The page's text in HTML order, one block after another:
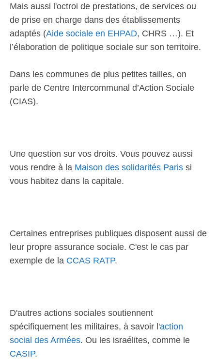
Mais aussi l'octroi de prestations, de services ou
de prise en charge dans des établissements
adaptés (Aide sociale en EHPAD, CHRS …). Et
l’élaboration de politique sociale sur son territoire.
Dans les communes de plus petites tailles, on
parle de Centre Intercommunal d’Action Sociale
(CIAS).
Une question sur vos droits. Vous pouvez aussi
vous rendre à la Maison des solidarités Paris si
vous habitez dans la capitale.
Certaines entreprises publiques disposent aussi de
leur propre assurance sociale. C'est le cas par
exemple de la CCAS RATP.
D'autres actions sociales soutiennent
spécifiquement les militaires, à savoir l'action
social des Armées. Ou les israélites, comme le
CASIP.